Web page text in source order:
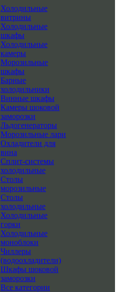
Холодильные
витрины
Холодильные
шкафы
Холодильные
камеры
Морозильные
шкафы
Барные
холодильники
Винные шкафы
Камеры шоковой
заморозки
Льдогенераторы
Морозильные лари
Охладители для
вина
Сплит-системы
холодильные
Столы
морозильные
Столы
холодильные
Холодильные
горки
Холодильные
моноблоки
Чиллеры
(водоохладители)
Шкафы шоковой
заморозки
Все категории